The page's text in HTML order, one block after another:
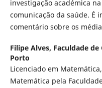
investigação académica
comunicação da saúde. É
comentário sobre os média
Filipe Alves, Faculdade
Porto
Licenciado em
Matemática pela